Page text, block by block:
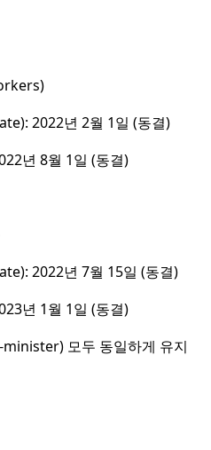
2022년 2월 1일 (동결)
년 8월 1일 (동결)
2022년 7월 15일 (동결)
년 1월 1일 (동결)
모두 동일하게 유지